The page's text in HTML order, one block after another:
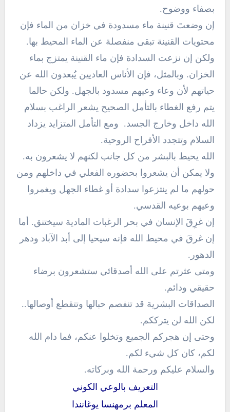
بصفاء ووضوح.
إن وضعتَ قنينة ماء مسدودة في خزان من الماء فإن
محتويات القنينة تبقى منفصلة عن الماء المحيط بها.
ولكن إن نزعت السدادة فإن ماء القنينة يمتزج بماء
الخزان. وبالمثل، فإن الأناس العاديين يُبعدون الله عن
حياتهم لأن وعاء وعيهم مسدود بالجهل. ولكن حالما
يتم رفع الغطاء بالتأمل الصحيح يشعر الراغب بسلام
الله داخل وخارج الجسد. ومع التأمل المتزايد يزداد
السلام وتتجدد الأفراح الروحية.
الله يحيط بالبشر من كل جانب لكنهم لا يشعرون به.
ولا يمكن أن يشعروا بحضوره الفعلي في داخلهم ومن
حولهم ما لم ينتزعوا سدادة أو غطاء الجهل ويغمروا
وعيهم بوعيه القدسي.
إن غرِقَ الإنسان في بحر الرغبات المادية سيختنق. أما
إن غرقَ في محيط الله فإنه سيحيا إلى أبد الآباد ودهر
الدهور.
ومتى عثرتم على الله أصدقائي ستشعرون برضاء
حقيقي ودائم.
الصداقات البشرية قد تنفصم حبالها وتتقطع أوصالها..
لكن الله لن يترككم.
وحتى إن هجركم الجميع وتخلوا عنكم، فما دام الله
لكم، كان كل شيء لكم.
والسلام عليكم ورحمة الله وبركاته.
التعريف بالوعي الكوني
المعلم برمهنسا يوغانندا